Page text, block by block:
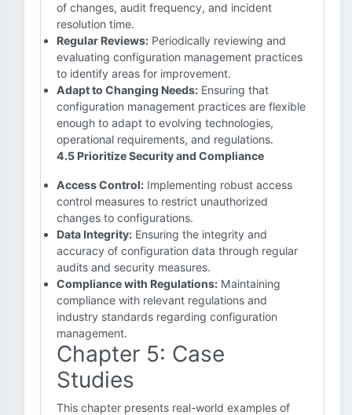
of changes, audit frequency, and incident
resolution time.
Regular Reviews: Periodically reviewing and
evaluating configuration management practices
to identify areas for improvement.
Adapt to Changing Needs: Ensuring that
configuration management practices are flexible
enough to adapt to evolving technologies,
operational requirements, and regulations.
4.5 Prioritize Security and Compliance
Access Control: Implementing robust access
control measures to restrict unauthorized
changes to configurations.
Data Integrity: Ensuring the integrity and
accuracy of configuration data through regular
audits and security measures.
Compliance with Regulations: Maintaining
compliance with relevant regulations and
industry standards regarding configuration
management.
Chapter 5: Case
Studies
This chapter presents real-world examples of